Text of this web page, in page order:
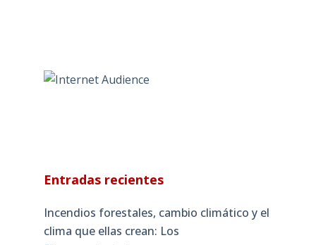
Entradas recientes
Incendios forestales, cambio climático y el
clima que ellas crean: Los